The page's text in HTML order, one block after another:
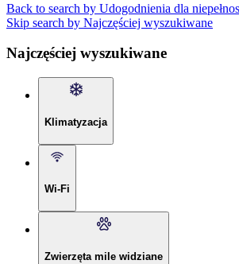
Back to search by Udogodnienia dla
Skip search by Najczęściej wyszukiwane
Najczęściej wyszukiwane
Klimatyzacja
Wi-Fi
Zwierzęta mile widziane